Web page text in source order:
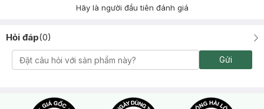
Hãy là người đầu tiên đánh giá
Hỏi đáp(0)
Gửi